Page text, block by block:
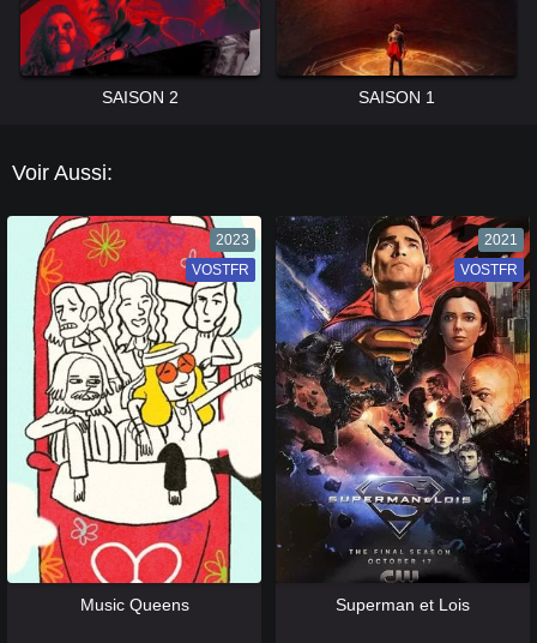
SAISON 2 SAISON 1
Voir Aussi:
2023
VF
VOSTFR
Music Queens
2021
VF
VOSTFR
Superman et Lois